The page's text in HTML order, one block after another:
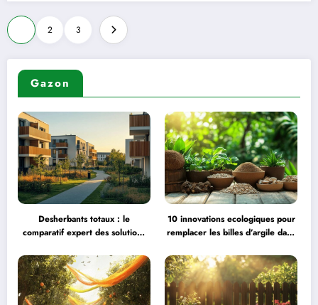
Gazon
Desherbants totaux : le
comparatif expert des solutions
10 innovations ecologiques pour
remplacer les billes d’argile dans
Pagination
des
publications
2 3